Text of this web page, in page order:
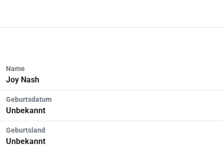
Name
Joy Nash
Geburtsdatum
Unbekannt
Geburtsland
Unbekannt